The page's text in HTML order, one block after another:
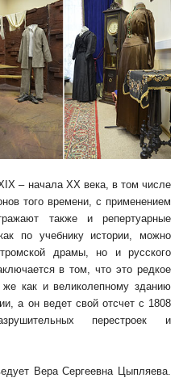
– начала XX века, в том числе
того времени, с применением
также и репертуарные
по учебнику истории, можно
драмы, но и русского
в том, что это редкое
же как и великолепному зданию
а он ведет свой отсчет с 1808
перестроек и
Вера Сергеевна Цыпляева.